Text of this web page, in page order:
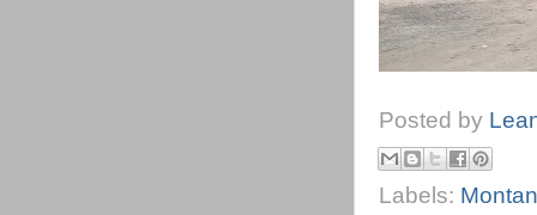
Posted by
Labels: